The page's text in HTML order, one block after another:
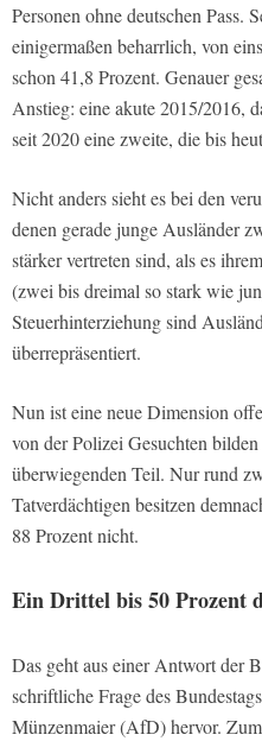
Personen ohne deutschen Pass.
einigermaßen beharrlich, von
schon 41,8 Prozent. Genauer
Anstieg: eine akute 2015/2016,
seit 2020 eine zweite, die bis
Nicht anders sieht es bei den
denen gerade junge Ausländer
stärker vertreten sind, als es
(zwei bis dreimal so stark wie
Steuerhinterziehung sind
überrepräsentiert.
Nun ist eine neue Dimension
von der Polizei Gesuchten
überwiegenden Teil. Nur rund
Tatverdächtigen besitzen
88 Prozent nicht.
Ein Drittel bis 50 Prozent
Das geht aus einer Antwort der
schriftliche Frage des
Münzenmaier (AfD) hervor.